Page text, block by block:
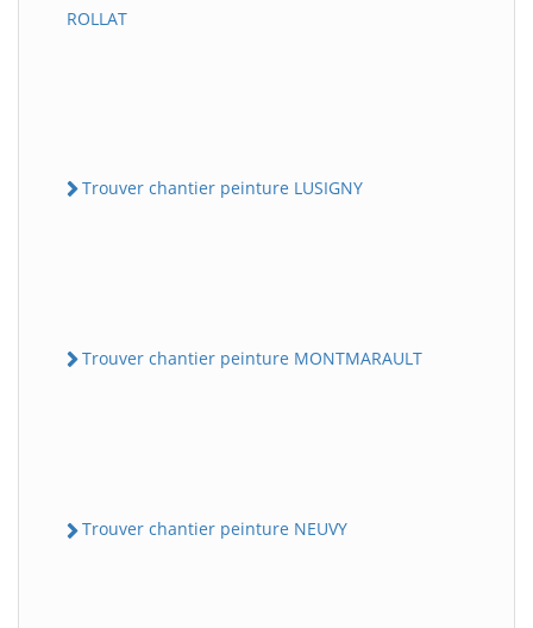
ROLLAT
Trouver chantier peinture LUSIGNY
Trouver chantier peinture MONTMARAULT
Trouver chantier peinture NEUVY